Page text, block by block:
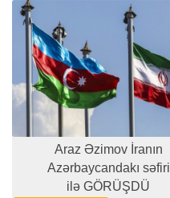
Araz Əzimov İranın
Azərbaycandakı səfiri
ilə GÖRÜŞDÜ